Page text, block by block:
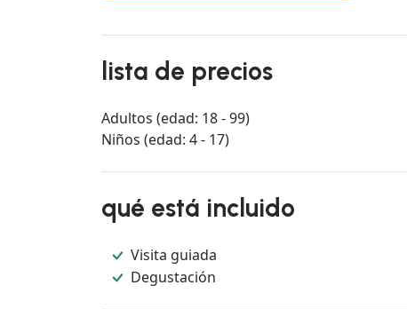
lista de precios
Adultos (edad: 18 - 99)
Niños (edad: 4 - 17)
qué está incluido
Visita guiada
Degustación